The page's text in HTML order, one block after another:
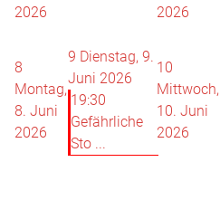
2026
2026
8
Montag,
8. Juni
2026
9 Dienstag, 9.
Juni 2026
19:30
Gefährliche
Sto ...
10
Mittwoch,
10. Juni
2026